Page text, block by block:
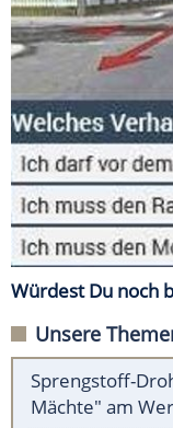
Würdest Du noch
Unsere
Sprengstoff-
Mächte" am